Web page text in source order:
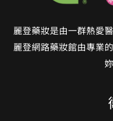
麗登藥妝是由一群熱愛
麗登網路藥妝館由專業